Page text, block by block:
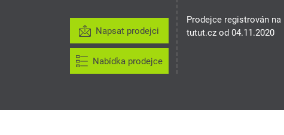
Napsat prodejci
Nabídka prodejce
Prodejce registrován na
tutut.cz od 04.11.2020